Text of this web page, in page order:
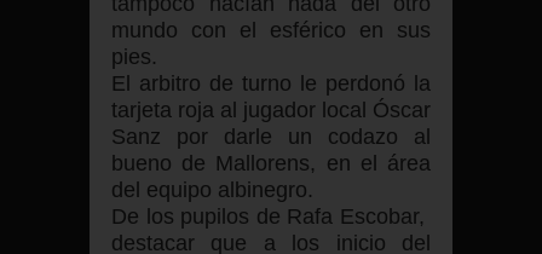
mundo con el esférico en sus
pies.
El arbitro de turno le perdonó la
tarjeta roja al jugador local Óscar
Sanz por darle un codazo al
bueno de Mallorens, en el área
del equipo albinegro.
De los pupilos de Rafa Escobar,
destacar que a los inicio del